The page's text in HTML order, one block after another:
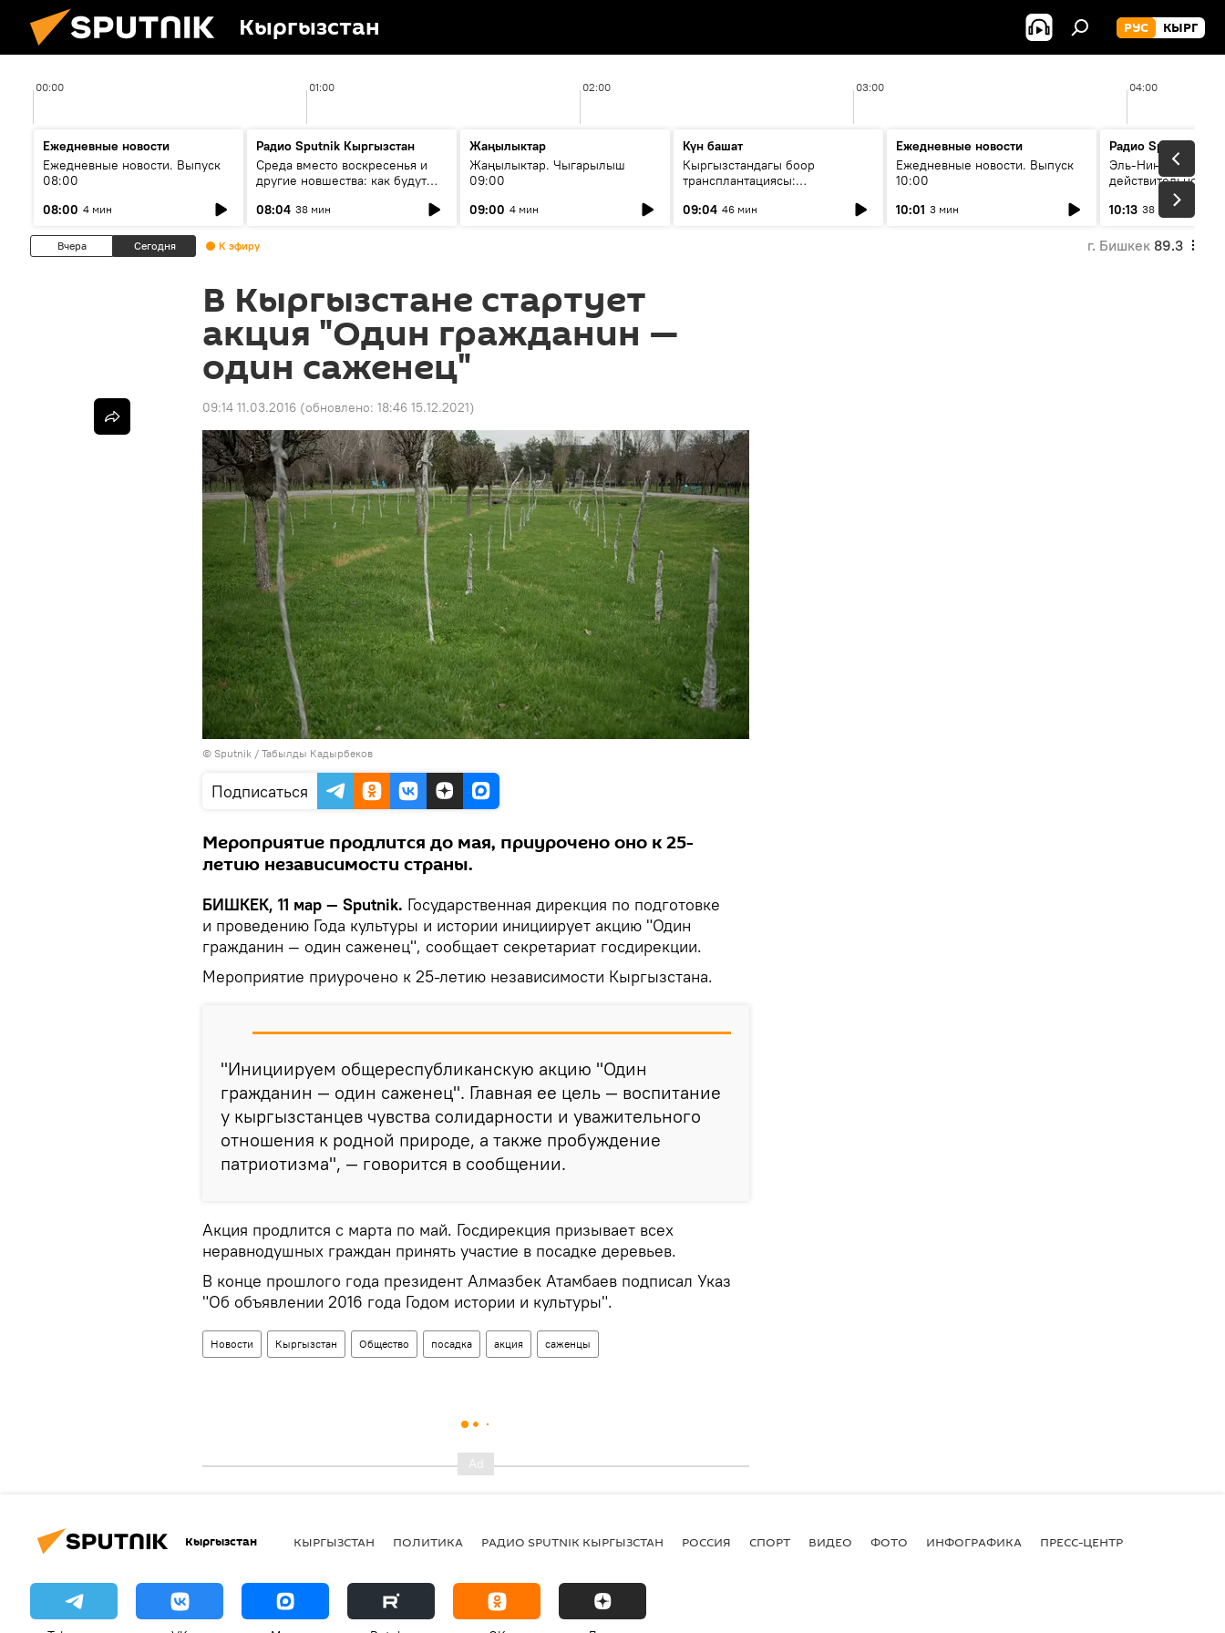
Кыргызстан РУС КЫРГ
00:00 01:00 02:00 03:00 04:00
Ежедневные новости
Ежедневные новости. Выпуск
08:00
08:00 4 мин
Радио Sputnik Кыргызстан
Среда вместо воскресенья и
другие новшества: как будут
08:04 38 мин
Жаңылыктар
Жаңылыктар. Чыгарылыш
09:00
09:00 4 мин
Күн башат
Кыргызстандагы боор
трансплантациясы:
келечеги
09:04 46 мин
Ежедневные новости
Ежедневные новости. Выпуск
10:00
10:01 3 мин
Радио Sputnik
Эль-Ниньо, жара и
действительно
погоду в
10:13 38 мин
Вчера Сегодня К эфиру г. Бишкек 89.3
В Кыргызстане стартует
акция "Один гражданин —
один саженец"
09:14 11.03.2016 (обновлено: 18:46 15.12.2021)
© Sputnik / Табылды Кадырбеков
Подписаться
Мероприятие продлится до мая, приурочено оно к 25-
летию независимости страны.
БИШКЕК, 11 мар — Sputnik. Государственная дирекция по подготовке
и проведению Года культуры и истории инициирует акцию "Один
гражданин — один саженец", сообщает секретариат госдирекции.
Мероприятие приурочено к 25-летию независимости Кыргызстана.
"Инициируем общереспубликанскую акцию "Один
гражданин — один саженец". Главная ее цель — воспитание
у кыргызстанцев чувства солидарности и уважительного
отношения к родной природе, а также пробуждение
патриотизма", — говорится в сообщении.
Акция продлится с марта по май. Госдирекция призывает всех
неравнодушных граждан принять участие в посадке деревьев.
В конце прошлого года президент Алмазбек Атамбаев подписал Указ
"Об объявлении 2016 года Годом истории и культуры".
Новости Кыргызстан Общество посадка акция саженцы
Кыргызстан КЫРГЫЗСТАН ПОЛИТИКА РАДИО SPUTNIK КЫРГЫЗСТАН РОССИЯ СПОРТ ВИДЕО ФОТО ИНФОГРАФИКА ПРЕСС-ЦЕНТР